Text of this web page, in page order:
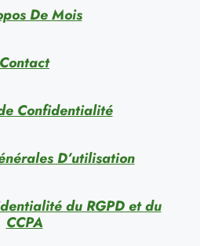
De Mois
Contact
Confidentialité
D’utilisation
du RGPD et du
CCPA